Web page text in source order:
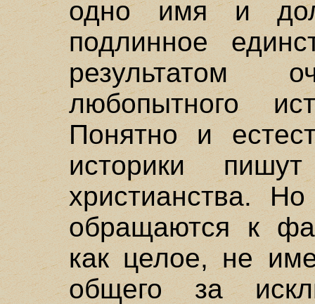
одно имя и
подлинное
результатом
любопытного
Понятно и
историки
христианства.
обращаются к
как целое, не
общего за